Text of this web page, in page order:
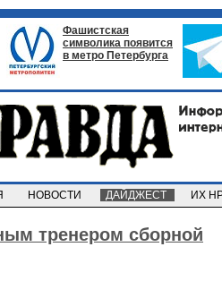
Фашистская
символика появится
в метро Петербурга
НОВОСТИ ДАЙДЖЕСТ ИХ
тренером сборной